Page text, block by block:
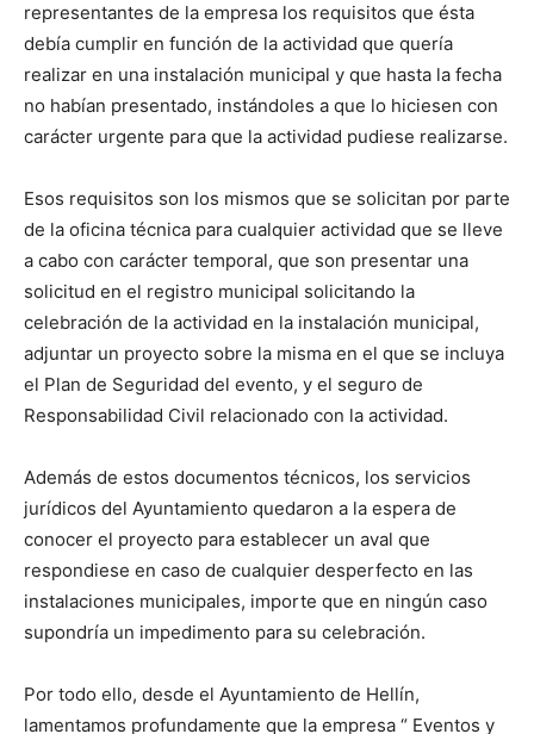
representantes de la empresa los requisitos que ésta
debía cumplir en función de la actividad que quería
realizar en una instalación municipal y que hasta la fecha
no habían presentado, instándoles a que lo hiciesen con
carácter urgente para que la actividad pudiese realizarse.
Esos requisitos son los mismos que se solicitan por parte
de la oficina técnica para cualquier actividad que se lleve
a cabo con carácter temporal, que son presentar una
solicitud en el registro municipal solicitando la
celebración de la actividad en la instalación municipal,
adjuntar un proyecto sobre la misma en el que se incluya
el Plan de Seguridad del evento, y el seguro de
Responsabilidad Civil relacionado con la actividad.
Además de estos documentos técnicos, los servicios
jurídicos del Ayuntamiento quedaron a la espera de
conocer el proyecto para establecer un aval que
respondiese en caso de cualquier desperfecto en las
instalaciones municipales, importe que en ningún caso
supondría un impedimento para su celebración.
Por todo ello, desde el Ayuntamiento de Hellín,
lamentamos profundamente que la empresa “ Eventos y